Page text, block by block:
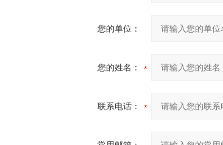
您的单位：
您的姓名：
联系电话：